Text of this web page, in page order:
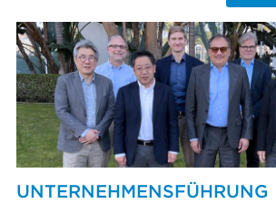
UNTERNEHMENSFÜHRUNG